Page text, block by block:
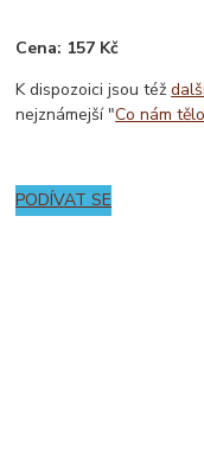
Cena: 157 Kč
K dispozoici jsou též
nejznámejší "Co nám
PODÍVAT SE